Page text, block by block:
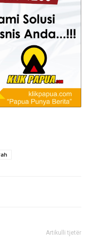
Artikulli tjetër